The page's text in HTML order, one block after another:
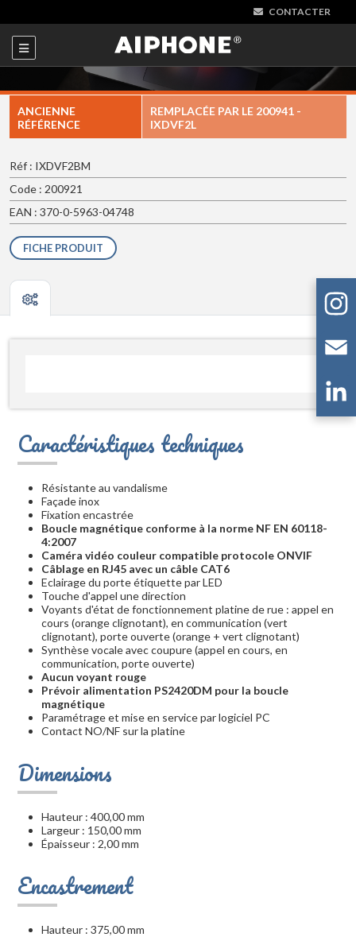
CONTACTER
ANCIENNE
RÉFÉRENCE
REMPLACÉE PAR LE 200941 -
IXDVF2L
Réf : IXDVF2BM
Code : 200921
EAN : 370-0-5963-04748
FICHE PRODUIT
Caractéristiques techniques
Résistante au vandalisme
Façade inox
Fixation encastrée
Boucle magnétique conforme à la norme NF EN 60118-
4:2007
Caméra vidéo couleur compatible protocole ONVIF
Câblage en RJ45 avec un câble CAT6
Eclairage du porte étiquette par LED
Touche d'appel une direction
Voyants d'état de fonctionnement platine de rue : appel en
cours (orange clignotant), en communication (vert
clignotant), porte ouverte (orange + vert clignotant)
Synthèse vocale avec coupure (appel en cours, en
communication, porte ouverte)
Aucun voyant rouge
Prévoir alimentation PS2420DM pour la boucle
magnétique
Paramétrage et mise en service par logiciel PC
Contact NO/NF sur la platine
Dimensions
Hauteur : 400,00 mm
Largeur : 150,00 mm
Épaisseur : 2,00 mm
Encastrement
Hauteur : 375,00 mm